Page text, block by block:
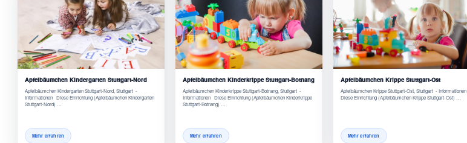
Apfelbäumchen Kindergarten Stuttgart-Nord
Apfelbäumchen Kindergarten Stuttgart-Nord, Stuttgart -
Informationen Diese Einrichtung (Apfelbäumchen Kindergarten
Stuttgart-Nord) …
Mehr erfahren
Apfelbäumchen Kinderkrippe Stuttgart-Botnang
Apfelbäumchen Kinderkrippe Stuttgart-Botnang, Stuttgart -
Informationen Diese Einrichtung (Apfelbäumchen Kinderkrippe
Stuttgart-Botnang) …
Mehr erfahren
Apfelbäumchen Krippe Stuttgart-Ost
Apfelbäumchen Krippe Stuttgart-Ost, Stuttgart - Informationen
Diese Einrichtung (Apfelbäumchen Krippe Stuttgart-Ost) …
Mehr erfahren